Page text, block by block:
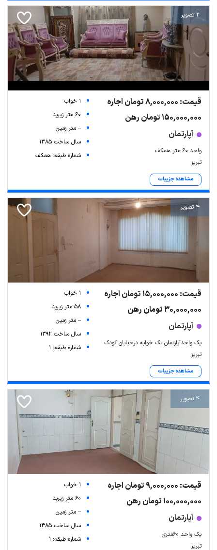
2 تصویر
قیمت: 8,000,000 تومان اجاره
150,000,000 تومان رهن
آپارتمان
واحد ۶۰ متر همکف
تبریز
مشاهده جزییات
1 خواب
60 متر زیربنا
-- متر زمین
سال ساخت 1385
شماره طبقه: همکف
4 تصویر
قیمت: 15,000,000 تومان اجاره
30,000,000 تومان رهن
آپارتمان
یک واحدآپارتمان تک خوابه درخیابان کودک
تبریز
مشاهده جزییات
1 خواب
58 متر زیربنا
-- متر زمین
سال ساخت 1392
شماره طبقه: 1
4 تصویر
قیمت: 9,000,000 تومان اجاره
100,000,000 تومان رهن
آپارتمان
یک واحد 60متری
تبریز
1 خواب
60 متر زیربنا
-- متر زمین
سال ساخت 1385
شماره طبقه: 1